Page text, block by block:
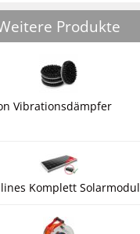
Produkte
Vibrationsdämpfer
Komplett Solarmodul